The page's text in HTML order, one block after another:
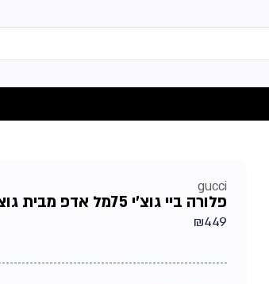
gucci
פלורה ביי גוצ'י 75מל אדפ מבית גוצ'י – בושם לאישה
₪449